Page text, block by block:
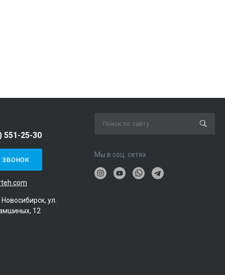
551-25-30
звонок
Новосибирск, ул.
12
Мы в соц. сетях